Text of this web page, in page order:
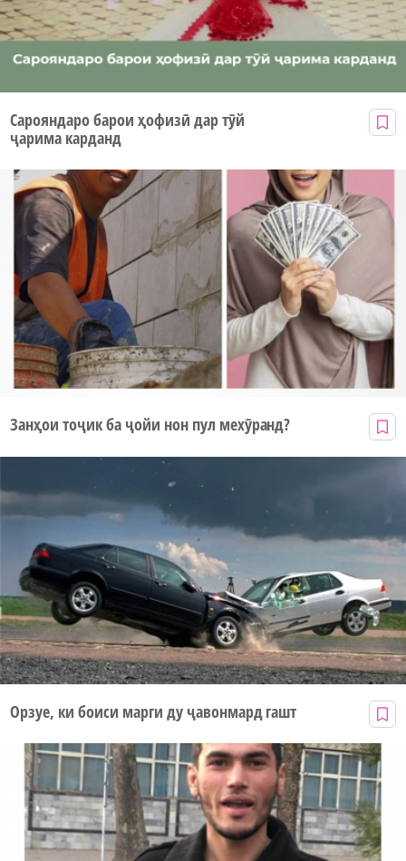
Сарояндаро барои ҳофизӣ дар тӯй
ҷарима карданд
Занҳои тоҷик ба ҷойи нон пул мехӯранд?
Орзуе, ки боиси марги ду ҷавонмард гашт